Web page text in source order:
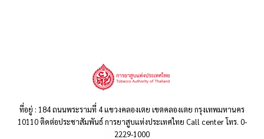
ที่อยู่ : 184 ถนนพระรามที่ 4 แขวงคลองเตย เขตคลองเตย กรุงเทพมหานคร
10110 ติดต่อประชาสัมพันธ์ การยาสูบแห่งประเทศไทย Call center โทร. 0-
2229-1000